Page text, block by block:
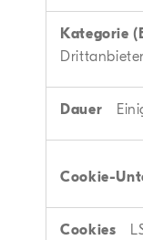
Drittanbieter